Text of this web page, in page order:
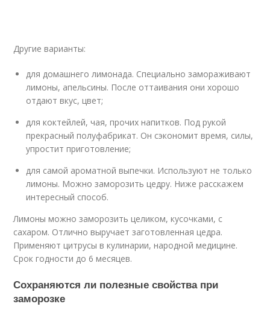
Другие варианты:
для домашнего лимонада. Специально замораживают
лимоны, апельсины. После оттаивания они хорошо
отдают вкус, цвет;
для коктейлей, чая, прочих напитков. Под рукой
прекрасный полуфабрикат. Он сэкономит время, силы,
упростит приготовление;
для самой ароматной выпечки. Используют не только
лимоны. Можно заморозить цедру. Ниже расскажем
интересный способ.
Лимоны можно заморозить целиком, кусочками, с
сахаром. Отлично выручает заготовленная цедра.
Применяют цитрусы в кулинарии, народной медицине.
Срок годности до 6 месяцев.
Сохраняются ли полезные свойства при
заморозке